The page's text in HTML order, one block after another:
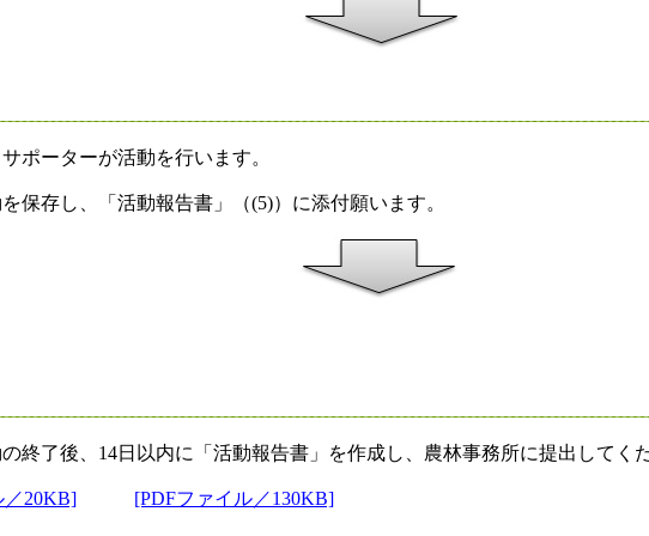
ーターが活動を行います。
存し、「活動報告書」（(5)）に添付願います。
了後、14日以内に「活動報告書」を作成し、農林事務所に提出してく
／20KB] [PDFファイル／130KB]